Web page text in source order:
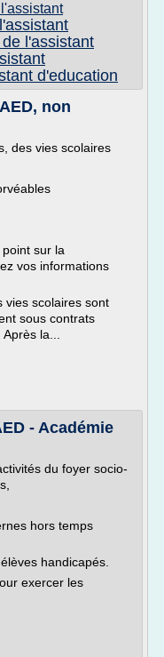
l'assistant
d'education
non
des vies scolaires
sur la
vos informations
vies scolaires sont
sous contrats
la...
- Académie
du foyer socio-
hors temps
handicapés.
exercer les